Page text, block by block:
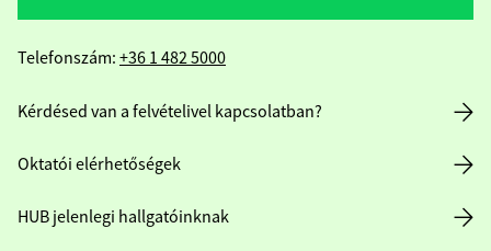
Telefonszám: +36 1 482 5000
Kérdésed van a felvételivel kapcsolatban?
Oktatói elérhetőségek
HUB jelenlegi hallgatóinknak